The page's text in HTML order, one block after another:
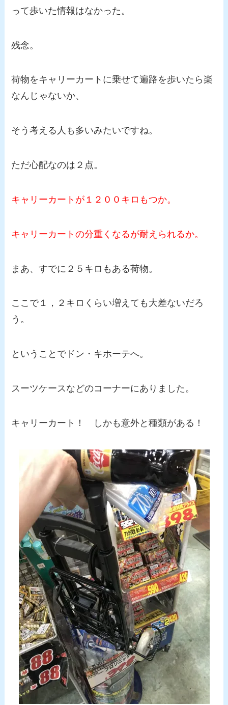
って歩いた情報はなかった。
残念。
荷物をキャリーカートに乗せて遍路を歩いたら楽
なんじゃないか、
そう考える人も多いみたいですね。
ただ心配なのは２点。
キャリーカートが１２００キロもつか。
キャリーカートの分重くなるが耐えられるか。
まあ、すでに２５キロもある荷物。
ここで１，２キロくらい増えても大差ないだろ
う。
ということでドン・キホーテへ。
スーツケースなどのコーナーにありました。
キャリーカート！ しかも意外と種類がある！